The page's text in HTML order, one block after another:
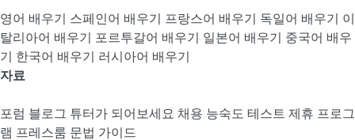
영어 배우기 스페인어 배우기 프랑스어 배우기 독일어 배우기 이
탈리아어 배우기 포르투갈어 배우기 일본어 배우기 중국어 배우
기 한국어 배우기 러시아어 배우기
자료
포럼 블로그 튜터가 되어보세요 채용 능숙도 테스트 제휴 프로그
램 프레스룸 문법 가이드